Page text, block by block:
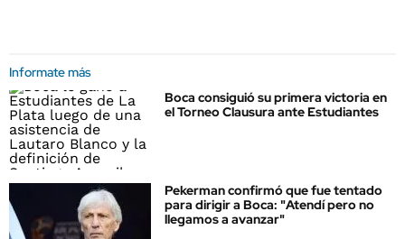
Informate más
Boca consiguió su primera victoria en
el Torneo Clausura ante Estudiantes
Pekerman confirmó que fue tentado
para dirigir a Boca: "Atendí pero no
llegamos a avanzar"